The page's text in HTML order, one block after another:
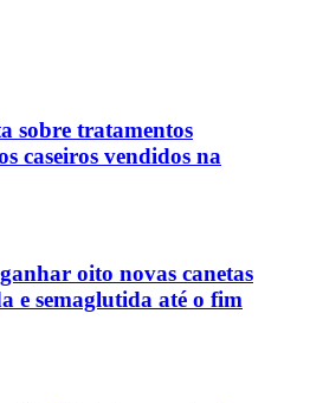
sobre tratamentos
caseiros vendidos na
oito novas canetas
e semaglutida até o fim